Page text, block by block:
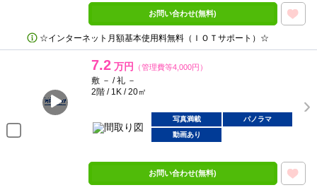
お問い合わせ(無料)
☆インターネット月額基本使用料無料（ＩＯＴサポート）☆
7.2 万円 （管理費等4,000円）
敷 － / 礼 －
2階 / 1K / 20㎡
写真満載
パノラマ
動画あり
お問い合わせ(無料)